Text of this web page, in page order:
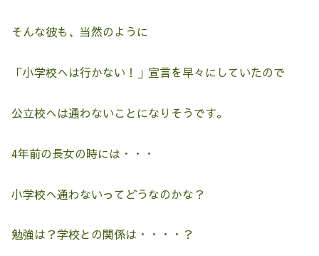
そんな彼も、当然のように
「小学校へは行かない！」宣言を早々にしていたので
公立校へは通わないことになりそうです。
4年前の長女の時には・・・
小学校へ通わないってどうなのかな？
勉強は？学校との関係は・・・・？